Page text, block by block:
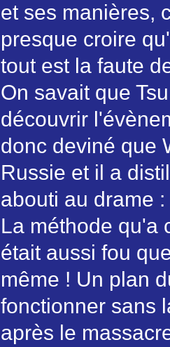
et ses manières,
presque croire
tout est la faute
On savait que
découvrir
donc deviné que
Russie et il a
abouti au drame
La méthode qu'a
était aussi fou
même ! Un plan
fonctionner sans
après le